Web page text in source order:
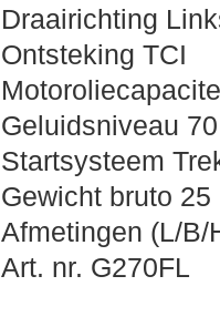
Draairichting
Ontsteking TCI
Geluidsniveau
Startsysteem
Gewicht bruto 25
Afmetingen (L/B/
Art. nr. G270FL